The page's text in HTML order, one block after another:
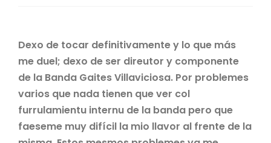
Dexo de tocar definitivamente y lo que más
me duel; dexo de ser direutor y componente
de la Banda Gaites Villaviciosa. Por problemes
varios que nada tienen que ver col
furrulamientu internu de la banda pero que
faeseme muy difícil la mio llavor al frente de la